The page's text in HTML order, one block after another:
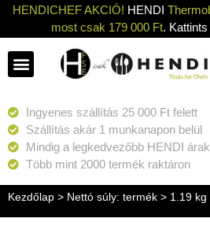
HENDICHEF AKCIÓ! HENDI
most csak 179 000 Ft. Kattints
Ingyenes szállítás 25 000 Ft felett
Szállítás akár 1 munkanapon belül
Mindig a legkedvezőbb HENDI árak
Több mint 2000 termék raktáron
Kezdőlap > Nettó súly: termék > 1.19 kg